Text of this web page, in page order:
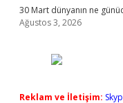
30 Mart dünyanın ne
Ağustos 3, 2026
Reklam ve İletişim: